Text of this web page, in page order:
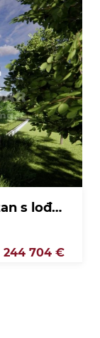
BEZ PROVIZIJE! Trosobni stan s lođom na 1. katu - Sesvete
244 704 €